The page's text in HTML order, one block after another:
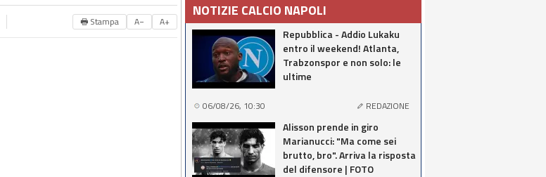
🖶 Stampa A− A+
NOTIZIE CALCIO NAPOLI
Repubblica - Addio Lukaku
entro il weekend! Atlanta,
Trabzonspor e non solo: le
ultime
06/08/26, 10:30 REDAZIONE
Alisson prende in giro
Marianucci: "Ma come sei
brutto, bro". Arriva la risposta
del difensore | FOTO